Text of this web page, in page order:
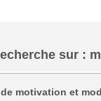
sur :
motivation et